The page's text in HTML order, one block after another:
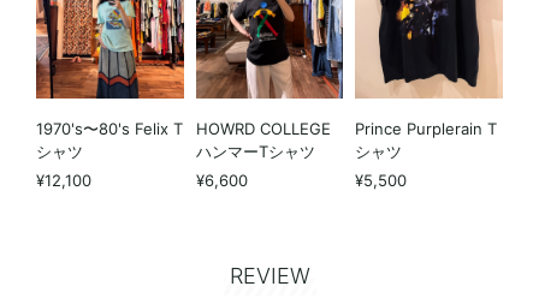
1970's〜80's Felix T
シャツ
¥12,100
HOWRD COLLEGE
ハンマーTシャツ
¥6,600
Prince Purplerain T
シャツ
¥5,500
REVIEW